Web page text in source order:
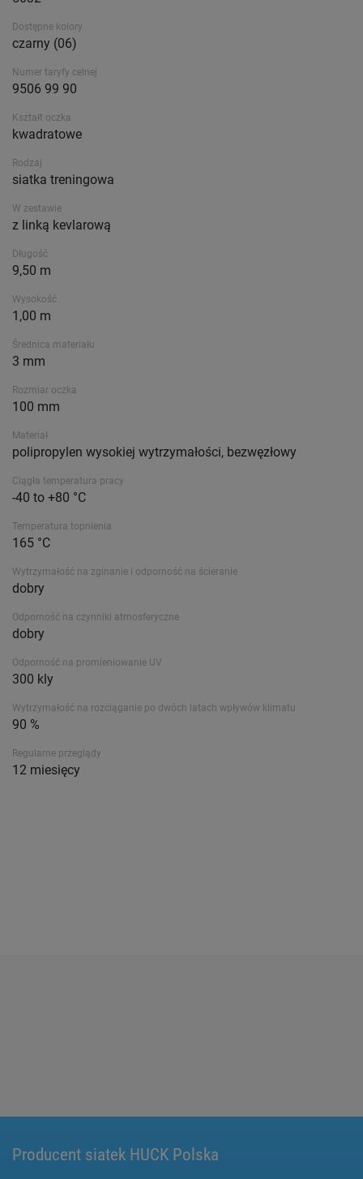
Dostępne kolory
czarny (06)
Numer taryfy celnej
9506 99 90
Kształt oczka
kwadratowe
Rodzaj
siatka treningowa
W zestawie
z linką kevlarową
Długość
9,50 m
Wysokość
1,00 m
Średnica materiału
3 mm
Rozmiar oczka
100 mm
Materiał
polipropylen wysokiej wytrzymałości, bezwęzłowy
Ciągła temperatura pracy
-40 to +80 °C
Temperatura topnienia
165 °C
Wytrzymałość na zginanie i odporność na ścieranie
dobry
Odporność na czynniki atmosferyczne
dobry
Odporność na promieniowanie UV
300 kly
Wytrzymałość na rozciąganie po dwóch latach wpływów klimatu
90 %
Regularne przeglądy
12 miesięcy
Producent siatek HUCK Polska